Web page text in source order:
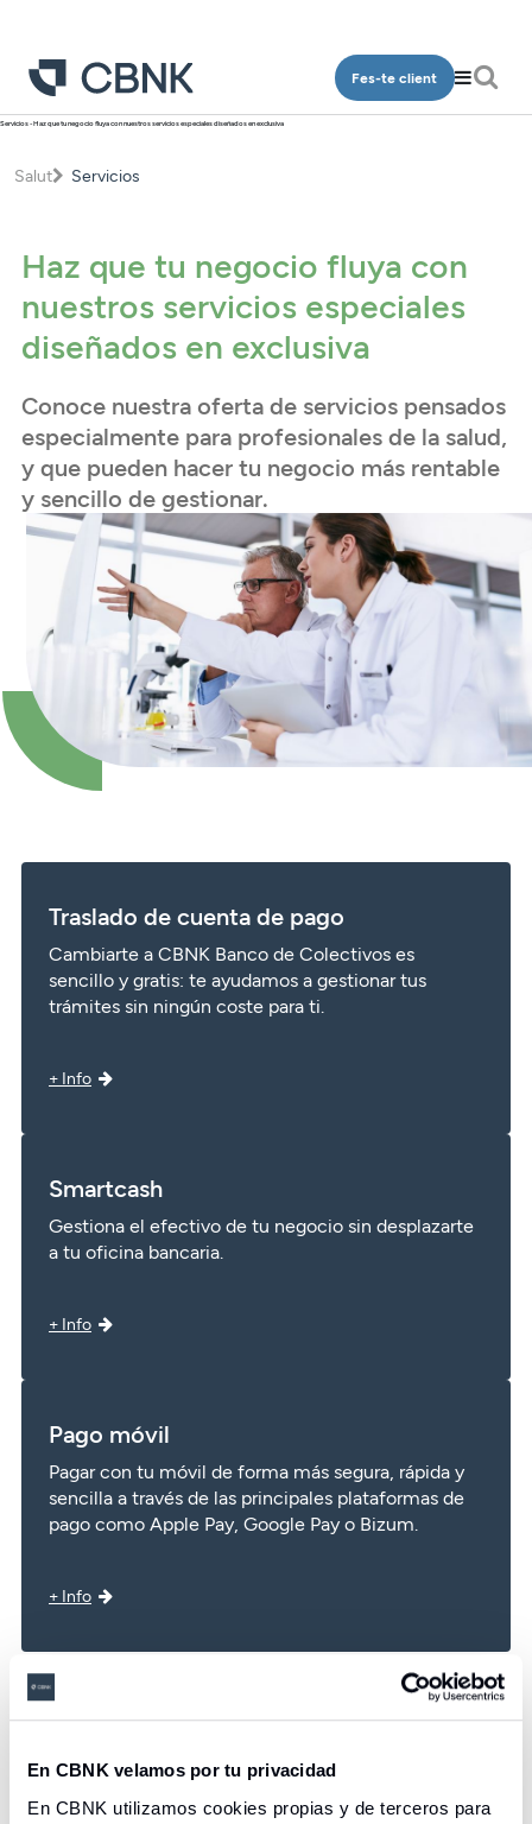
En CBNK velamos por tu privacidad
En CBNK utilizamos cookies propias y de terceros para
Fes-te client
Particulars
Comptes
Finançament
Inversió
Plans de pensions
Targetes
Assegurances
Serveis
Qui som
Contacte
Accés clients
Servicios - Haz que tu negocio fluya con nuestros servicios especiales diseñados en exclusiva
Salut Servicios
Haz que tu negocio fluya con
nuestros servicios especiales
diseñados en exclusiva
Conoce nuestra oferta de servicios pensados
especialmente para profesionales de la salud,
y que pueden hacer tu negocio más rentable
y sencillo de gestionar.
Traslado de cuenta de pago
Cambiarte a CBNK Banco de Colectivos es
sencillo y gratis: te ayudamos a gestionar tus
trámites sin ningún coste para ti.
+ Info
Smartcash
Gestiona el efectivo de tu negocio sin desplazarte
a tu oficina bancaria.
+ Info
Pago móvil
Pagar con tu móvil de forma más segura, rápida y
sencilla a través de las principales plataformas de
pago como Apple Pay, Google Pay o Bizum.
+ Info